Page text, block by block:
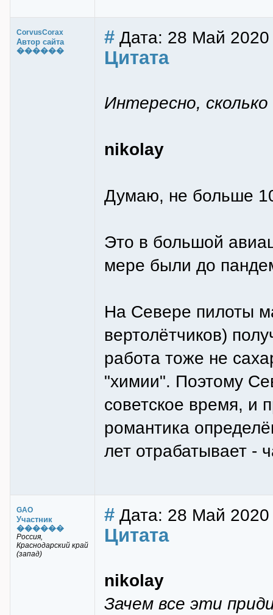
CorvusCorax
Автор сайта
������
# Дата: 28 Май 2020
Цитата
Интересно,
nikolay
Думаю, не больше
Это в большой
мере были до
На Севере пилоты
вертолётчиков)
работа тоже не
"химии". Поэтому
советское время, и
романтика
лет отрабатывает -
GAO
Участник
������
Россия,
Краснодарский край
(запад)
# Дата: 28 Май 2020
Цитата
nikolay
Зачем все эти